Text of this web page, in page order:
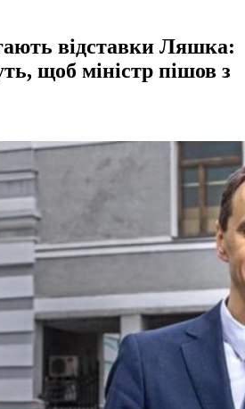
відставки Ляшка:
щоб міністр пішов з